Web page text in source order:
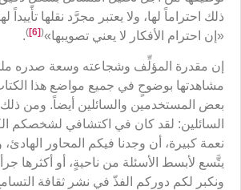
ذلك احتراماً لها، ولا يعتبر مجرَّد نقلها تأييداً
«إن احترام الأفكار لا يعني تصويبها»(
[6]
)
.
إن مقدرة المؤلِّف وشجاعته وسعة صدره
مشاهدتها بوضوحٍ في جميع مواضع هذا
بعض المستخدمين والسائلين أيضاً. ومن
السائلين: لقد كان في اكتشافي لشخصكم
نعمة كبيرة، أن وجدنا فيكم المحاور
يتَّسع لأبسط الأسئلة من ناحيةٍ، أو أكثرها
ونكبر لكم دوركم الفذّ في نشر ثقافة